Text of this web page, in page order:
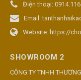
Điện thoại:
Email:
Website: https://
SHOWROOM 2
CÔNG TY TNHH